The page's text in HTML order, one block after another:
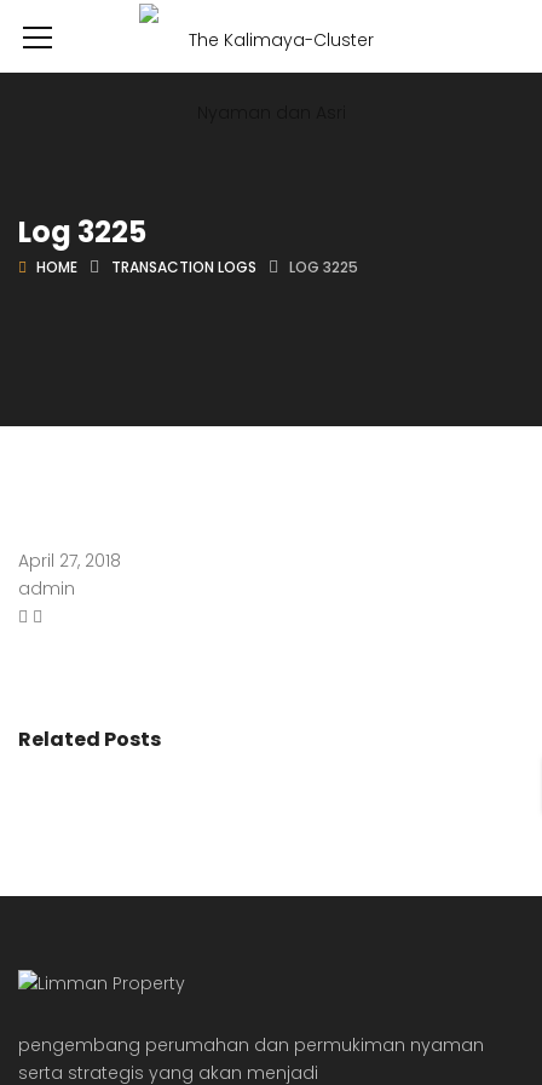
Log 3225
HOME TRANSACTION LOGS LOG 3225
April 27, 2018
admin
Related Posts
pengembang perumahan dan permukiman nyaman
serta strategis yang akan menjadi